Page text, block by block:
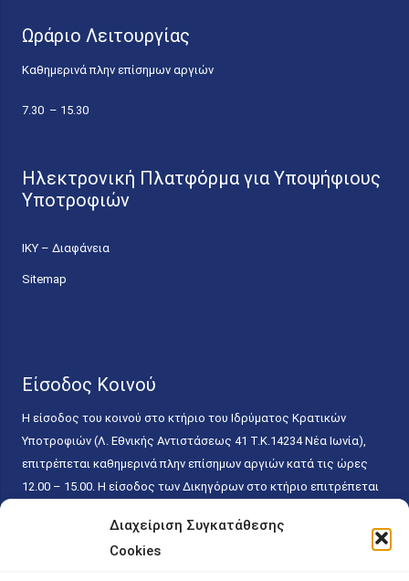
Διαχείριση Συγκατάθεσης
Cookies
Ωράριο Λειτουργίας
Καθημερινά πλην επίσημων αργιών
7.30 – 15.30
Ηλεκτρονική Πλατφόρμα για Υποψήφιους
Υποτροφιών
ΙΚΥ – Διαφάνεια
Sitemap
Είσοδος Κοινού
Η είσοδος του κοινού στο κτήριο του Ιδρύματος Κρατικών
Υποτροφιών (Λ. Εθνικής Αντιστάσεως 41 T.K.14234 Νέα Ιωνία),
επιτρέπεται καθημερινά πλην επίσημων αργιών κατά τις ώρες
12.00 – 15.00. Η είσοδος των Δικηγόρων στο κτήριο επιτρέπεται
κάθε εργάσιμη ημέρα και ώρα χωρίς κανέναν χρονικό ή άλλο
περιορισμό. Η είσοδος του κοινού ειδικά στο γραφείο του